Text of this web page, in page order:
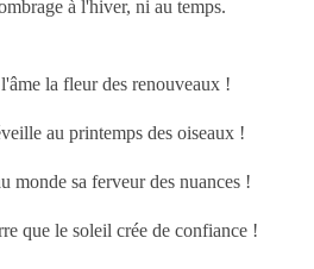
à l'hiver, ni au temps.
la fleur des renouveaux !
au printemps des oiseaux !
monde sa ferveur des nuances !
que le soleil crée de confiance !